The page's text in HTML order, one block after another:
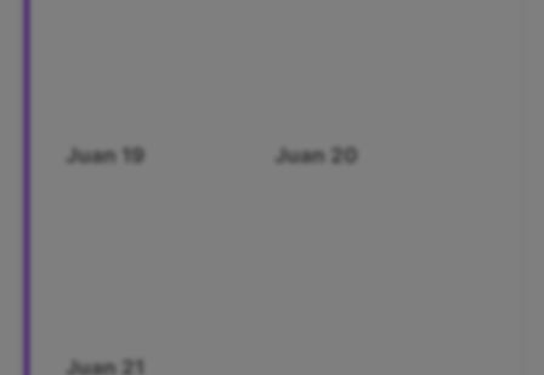
Juan 19 Juan 20
Juan 21